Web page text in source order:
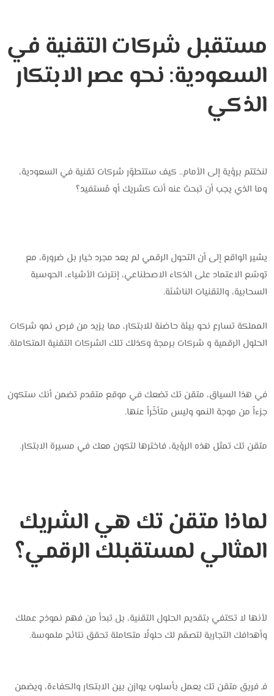
مستقبل شركات التقنية في
السعودية: نحو عصر الابتكار
الذكي
لنختتم برؤية إلى الأمام.. كيف ستتطوّر شركات تقنية في السعودية،
وما الذي يجب أن تبحث عنه أنت كشريك أو مُستفيد؟
يشير الواقع إلى أن التحول الرقمي لم يعد مجرد خيار بل ضرورة، مع
توسّع الاعتماد على الذكاء الاصطناعي، إنترنت الأشياء، الحوسبة
السحابية، والتقنيات الناشئة.
المملكة تسارع نحو بيئة حاضنة للابتكار، مما يزيد من فرص نمو شركات
الحلول الرقمية و شركات برمجة وكذلك تلك الشركات التقنية المتكاملة.
في هذا السياق، متقن تك‎ تضعك في موقع متقدم تضمن أنك ستكون
جزءاً من موجة النمو وليس متأخّراً عنها.
متقن تك‎ تمثل هذه الرؤية، فاخترها لتكون معك في مسيرة الابتكار.
لماذا متقن تك هي الشريك
المثالي لمستقبلك الرقمي؟
لأنها لا تكتفي بتقديم الحلول التقنية، بل تبدأ من فهم نموذج عملك
وأهدافك التجارية لتصمّم لك حلولًا متكاملة تحقق نتائج ملموسة.
فـ فريق متقن تك يعمل بأسلوب يوازن بين الابتكار والكفاءة، ويضمن